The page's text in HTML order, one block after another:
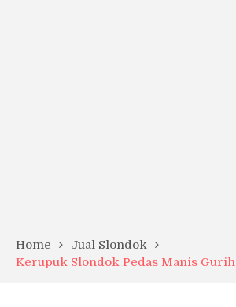
Home
Jual Slondok
Kerupuk Slondok Pedas Manis Gurih